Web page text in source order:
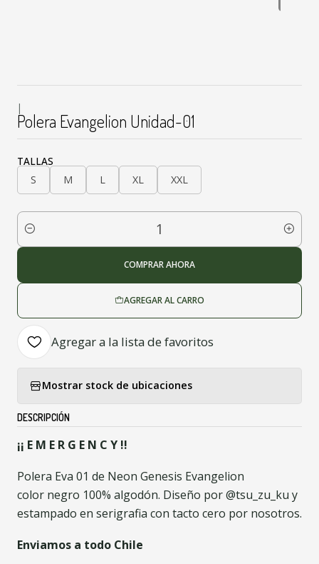
|
Polera Evangelion Unidad-01
TALLAS
S
M L XL XXL
Cantidad
AGREGAR AL CARRO
COMPRAR AHORA
Agregar a la lista de favoritos
Mostrar stock de ubicaciones
DESCRIPCIÓN
¡¡ E M E R G E N C Y !!
Polera Eva 01 de Neon Genesis Evangelion
color negro 100% algodón. Diseño por @tsu_zu_ku y
estampado en serigrafia con tacto cero por nosotros.
Enviamos a todo Chile